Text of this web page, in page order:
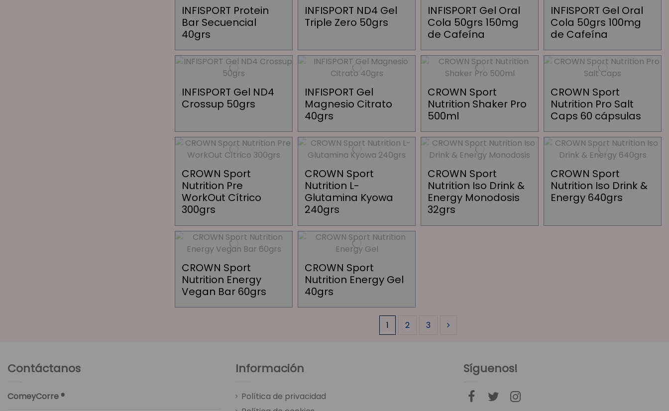
INFISPORT Protein
Bar Secuencial
40grs
INFISPORT ND4 Gel
Triple Zero 50grs
INFISPORT Gel Oral
Cola 50grs 150mg
de Cafeína
INFISPORT Gel Oral
Cola 50grs 100mg
de Cafeína
INFISPORT Gel ND4
Crossup 50grs
INFISPORT Gel
Magnesio Citrato
40grs
CROWN Sport
Nutrition Shaker Pro
500ml
CROWN Sport
Nutrition Pro Salt
Caps 60 cápsulas
CROWN Sport
Nutrition Pre
WorkOut Cítrico
300grs
CROWN Sport
Nutrition L-
Glutamina Kyowa
240grs
CROWN Sport
Nutrition Iso Drink &
Energy Monodosis
32grs
CROWN Sport
Nutrition Iso Drink &
Energy 640grs
CROWN Sport
Nutrition Energy
Vegan Bar 60grs
CROWN Sport
Nutrition Energy Gel
40grs
1 2 3
Contáctanos
ComeyCorre ®
Información
Política de privacidad
Síguenos!